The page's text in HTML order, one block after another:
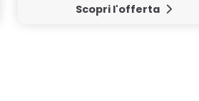
Scopri l'offerta